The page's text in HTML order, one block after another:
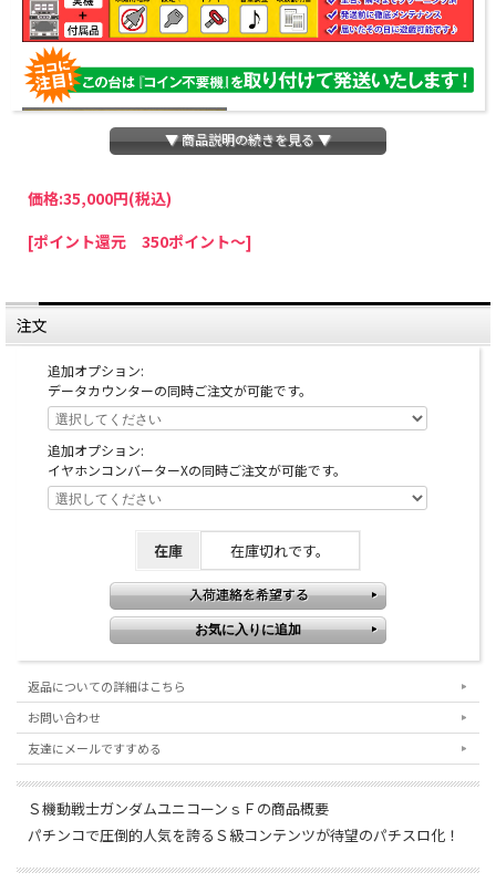
パチスロわっしょいでは、全ての台に「コイン不要機」を無料で取り付けて発送さ
せていただいております。コイン不要機をご利用になられますと、コインが必要な
ていただきましたら、ご注文価格より2000円引きいたします。
※在庫切れの台でも入荷している場合がありますので、電話かメールにてお問い合
わせ下さい。
▼ 商品説明の続きを見る ▼
価格:35,000円(税込)
[ポイント還元 350ポイント～]
注文
追加オプション:
データカウンターの同時ご注文が可能です。
追加オプション:
イヤホンコンバーターXの同時ご注文が可能です。
在庫 在庫切れです。
返品についての詳細はこちら
お問い合わせ
友達にメールですすめる
Ｓ機動戦士ガンダムユニコーンｓＦの商品概要
パチンコで圧倒的人気を誇るＳ級コンテンツが待望のパチスロ化！